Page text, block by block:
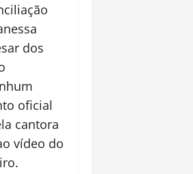
dos
oficial
cantora
vídeo do